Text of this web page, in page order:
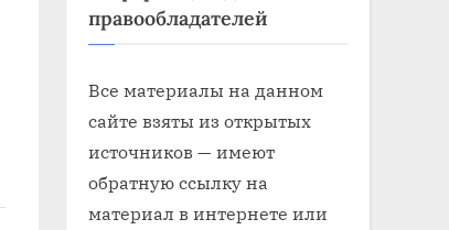
правообладателей
Все материалы на данном
сайте взяты из открытых
источников — имеют
обратную ссылку на
материал в интернете или